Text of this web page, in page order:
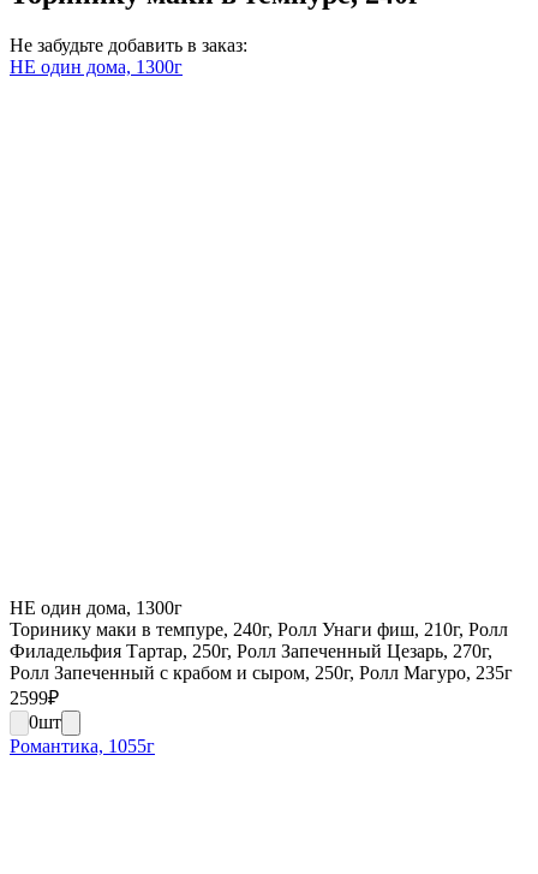
Не забудьте добавить в заказ:
НЕ один дома, 1300г
НЕ один дома, 1300г
Торинику маки в темпуре, 240г, Ролл Унаги фиш, 210г, Ролл
Филадельфия Тартар, 250г, Ролл Запеченный Цезарь, 270г,
Ролл Запеченный с крабом и сыром, 250г, Ролл Магуро, 235г
2599₽
0шт
Романтика, 1055г